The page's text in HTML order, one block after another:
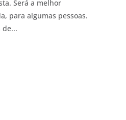
Será a melhor
para algumas pessoas.
de...